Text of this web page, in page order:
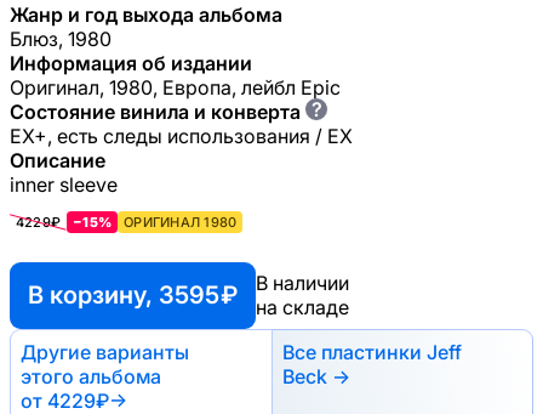
Жанр и год выхода альбома
Блюз, 1980
Информация об издании
Оригинал, 1980, Европа, лейбл Epic
Состояние винила и конверта ?
EX+, есть следы использования / EX
Описание
inner sleeve
4229₽ −15% ОРИГИНАЛ 1980
В корзину, 3595 ₽
В наличии
на складе
Другие варианты
этого альбома
от 4229₽→
Все пластинки Jeff
Beck →